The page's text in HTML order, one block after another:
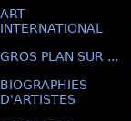
ART
INTERNATIONAL
GROS PLAN SUR ...
BIOGRAPHIES
D'ARTISTES